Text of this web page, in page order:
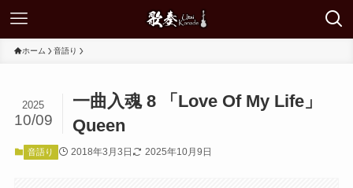
ホーム 音語り
一曲入魂 8 「Love Of My Life」
Queen
2025
10/09
音語り 2018年3月3日 2025年10月9日